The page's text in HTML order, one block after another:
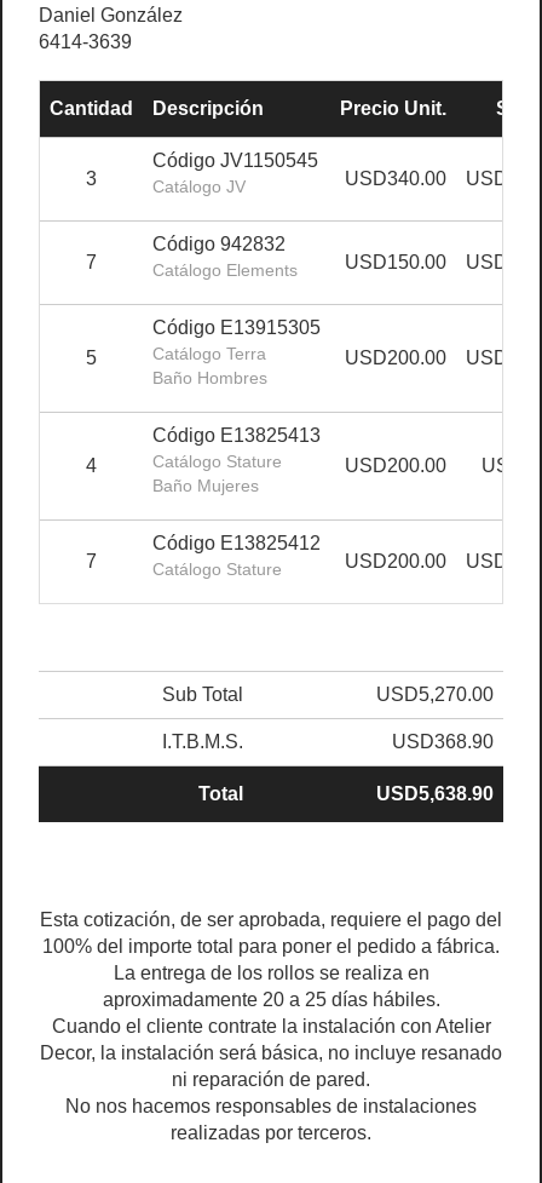
Daniel González
6414-3639
Cantidad Descripción Precio Unit. Sub
3
Código JV1150545
Catálogo JV USD340.00
7
Código 942832
Catálogo Elements USD150.00
5
Código E13915305
Catálogo Terra
Baño Hombres
USD200.00
4
Código E13825413
Catálogo Stature
Baño Mujeres
USD200.00
7
Código E13825412
Catálogo Stature USD200.00
Sub Total USD5,270.00
I.T.B.M.S. USD368.90
Total USD5,638.90
Esta cotización, de ser aprobada, requiere el pago del
100% del importe total para poner el pedido a fábrica.
La entrega de los rollos se realiza en
aproximadamente 20 a 25 días hábiles.
Cuando el cliente contrate la instalación con Atelier
Decor, la instalación será básica, no incluye resanado
ni reparación de pared.
No nos hacemos responsables de instalaciones
realizadas por terceros.